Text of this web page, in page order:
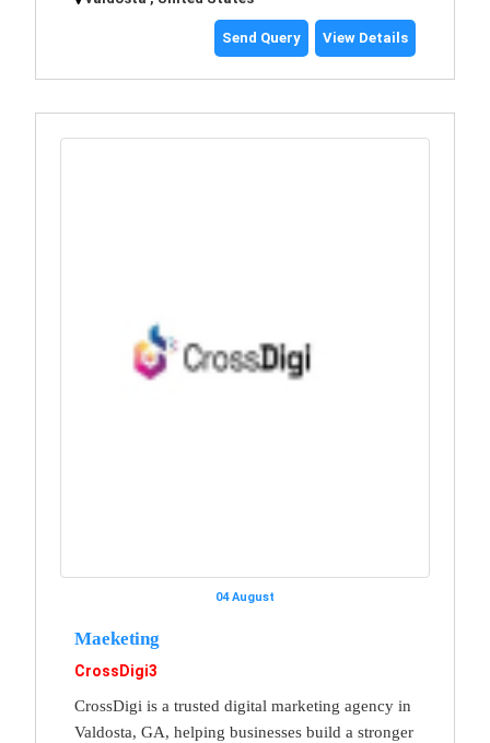
Send Query View Details
04 August
Maeketing
CrossDigi3
CrossDigi is a trusted digital marketing agency in
Valdosta, GA, helping businesses build a stronger